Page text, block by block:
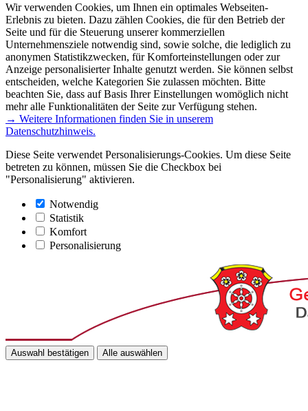
Wir verwenden Cookies, um Ihnen ein optimales Webseiten-
Erlebnis zu bieten. Dazu zählen Cookies, die für den Betrieb der
Seite und für die Steuerung unserer kommerziellen
Unternehmensziele notwendig sind, sowie solche, die lediglich zu
anonymen Statistikzwecken, für Komforteinstellungen oder zur
Anzeige personalisierter Inhalte genutzt werden. Sie können selbst
entscheiden, welche Kategorien Sie zulassen möchten. Bitte
beachten Sie, dass auf Basis Ihrer Einstellungen womöglich nicht
mehr alle Funktionalitäten der Seite zur Verfügung stehen.
→ Weitere Informationen finden Sie in unserem
Datenschutzhinweis.
Diese Seite verwendet Personalisierungs-Cookies. Um diese Seite
betreten zu können, müssen Sie die Checkbox bei
"Personalisierung" aktivieren.
Notwendig
Statistik
Komfort
Personalisierung
Auswahl bestätigen Alle auswählen